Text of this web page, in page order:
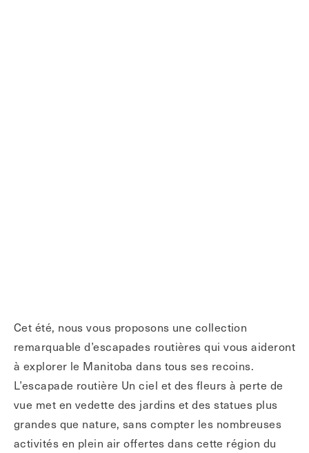
Cet été, nous vous proposons une collection
remarquable d’escapades routières qui vous aideront
à explorer le Manitoba dans tous ses recoins.
L’escapade routière Un ciel et des fleurs à perte de
vue met en vedette des jardins et des statues plus
grandes que nature, sans compter les nombreuses
activités en plein air offertes dans cette région du